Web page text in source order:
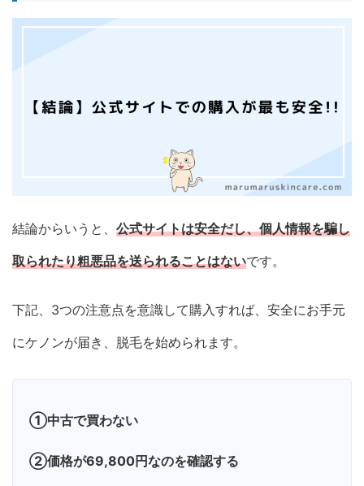
結論からいうと、 公式サイトは安全だし、個人情報を騙し
取られたり粗悪品を送られることはないです。
下記、3つの注意点を意識して購入すれば、安全にお手元
にケノンが届き、脱毛を始められます。
①中古で買わない
②価格が69,800円なのを確認する